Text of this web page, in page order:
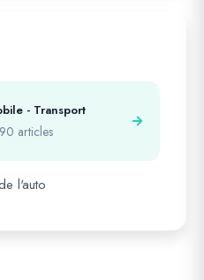
- Transport
articles
l'auto